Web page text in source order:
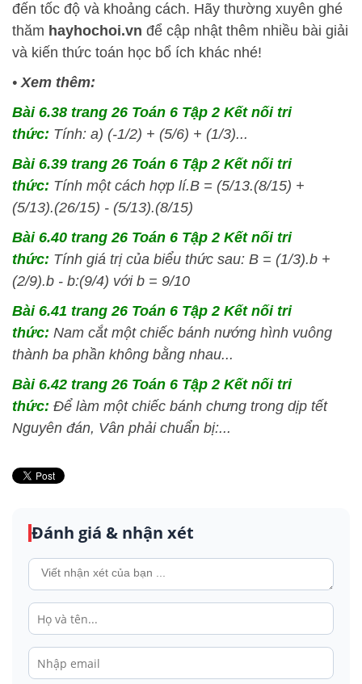
đến tốc độ và khoảng cách. Hãy thường xuyên ghé
thăm hayhochoi.vn để cập nhật thêm nhiều bài giải
và kiến thức toán học bổ ích khác nhé!
•Xem thêm:
Bài 6.38 trang 26 Toán 6 Tập 2 Kết nối tri
thức: Tính: a) (-1/2) + (5/6) + (1/3)...
Bài 6.39 trang 26 Toán 6 Tập 2 Kết nối tri
thức: Tính một cách hợp lí.B = (5/13.(8/15) +
(5/13).(26/15) - (5/13).(8/15)
Bài 6.40 trang 26 Toán 6 Tập 2 Kết nối tri
thức: Tính giá trị của biểu thức sau: B = (1/3).b +
(2/9).b - b:(9/4) với b = 9/10
Bài 6.41 trang 26 Toán 6 Tập 2 Kết nối tri
thức: Nam cắt một chiếc bánh nướng hình vuông
thành ba phần không bằng nhau...
Bài 6.42 trang 26 Toán 6 Tập 2 Kết nối tri
thức: Để làm một chiếc bánh chưng trong dịp tết
Nguyên đán, Vân phải chuẩn bị:...
Đánh giá & nhận xét